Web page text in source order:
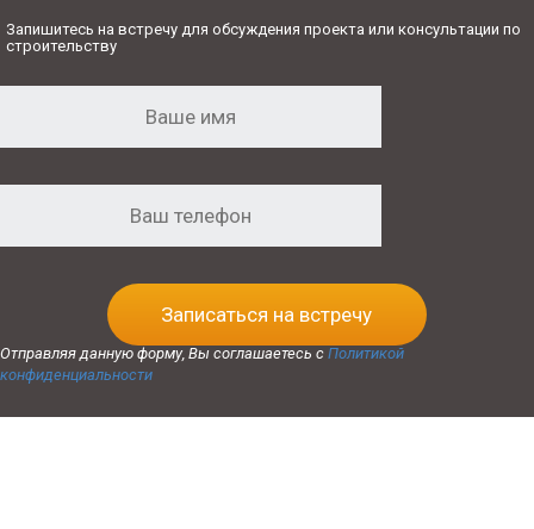
Запишитесь на встречу для обсуждения проекта или консультации по
строительству
Записаться на встречу
Отправляя данную форму, Вы соглашаетесь с Политикой
конфиденциальности